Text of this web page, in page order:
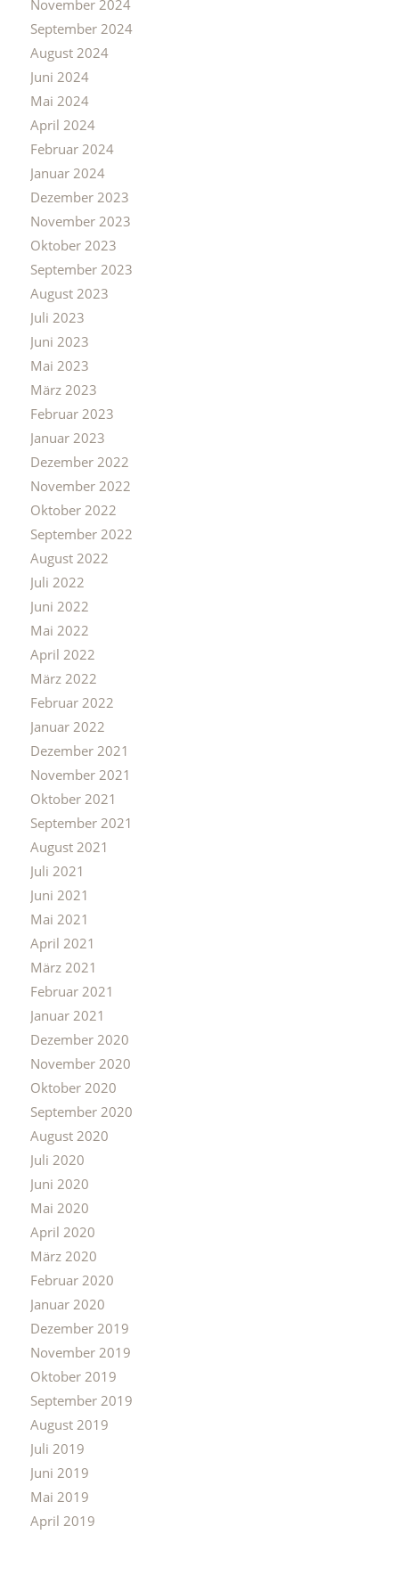
November 2024
September 2024
August 2024
Juni 2024
Mai 2024
April 2024
Februar 2024
Januar 2024
Dezember 2023
November 2023
Oktober 2023
September 2023
August 2023
Juli 2023
Juni 2023
Mai 2023
März 2023
Februar 2023
Januar 2023
Dezember 2022
November 2022
Oktober 2022
September 2022
August 2022
Juli 2022
Juni 2022
Mai 2022
April 2022
März 2022
Februar 2022
Januar 2022
Dezember 2021
November 2021
Oktober 2021
September 2021
August 2021
Juli 2021
Juni 2021
Mai 2021
April 2021
März 2021
Februar 2021
Januar 2021
Dezember 2020
November 2020
Oktober 2020
September 2020
August 2020
Juli 2020
Juni 2020
Mai 2020
April 2020
März 2020
Februar 2020
Januar 2020
Dezember 2019
November 2019
Oktober 2019
September 2019
August 2019
Juli 2019
Juni 2019
Mai 2019
April 2019